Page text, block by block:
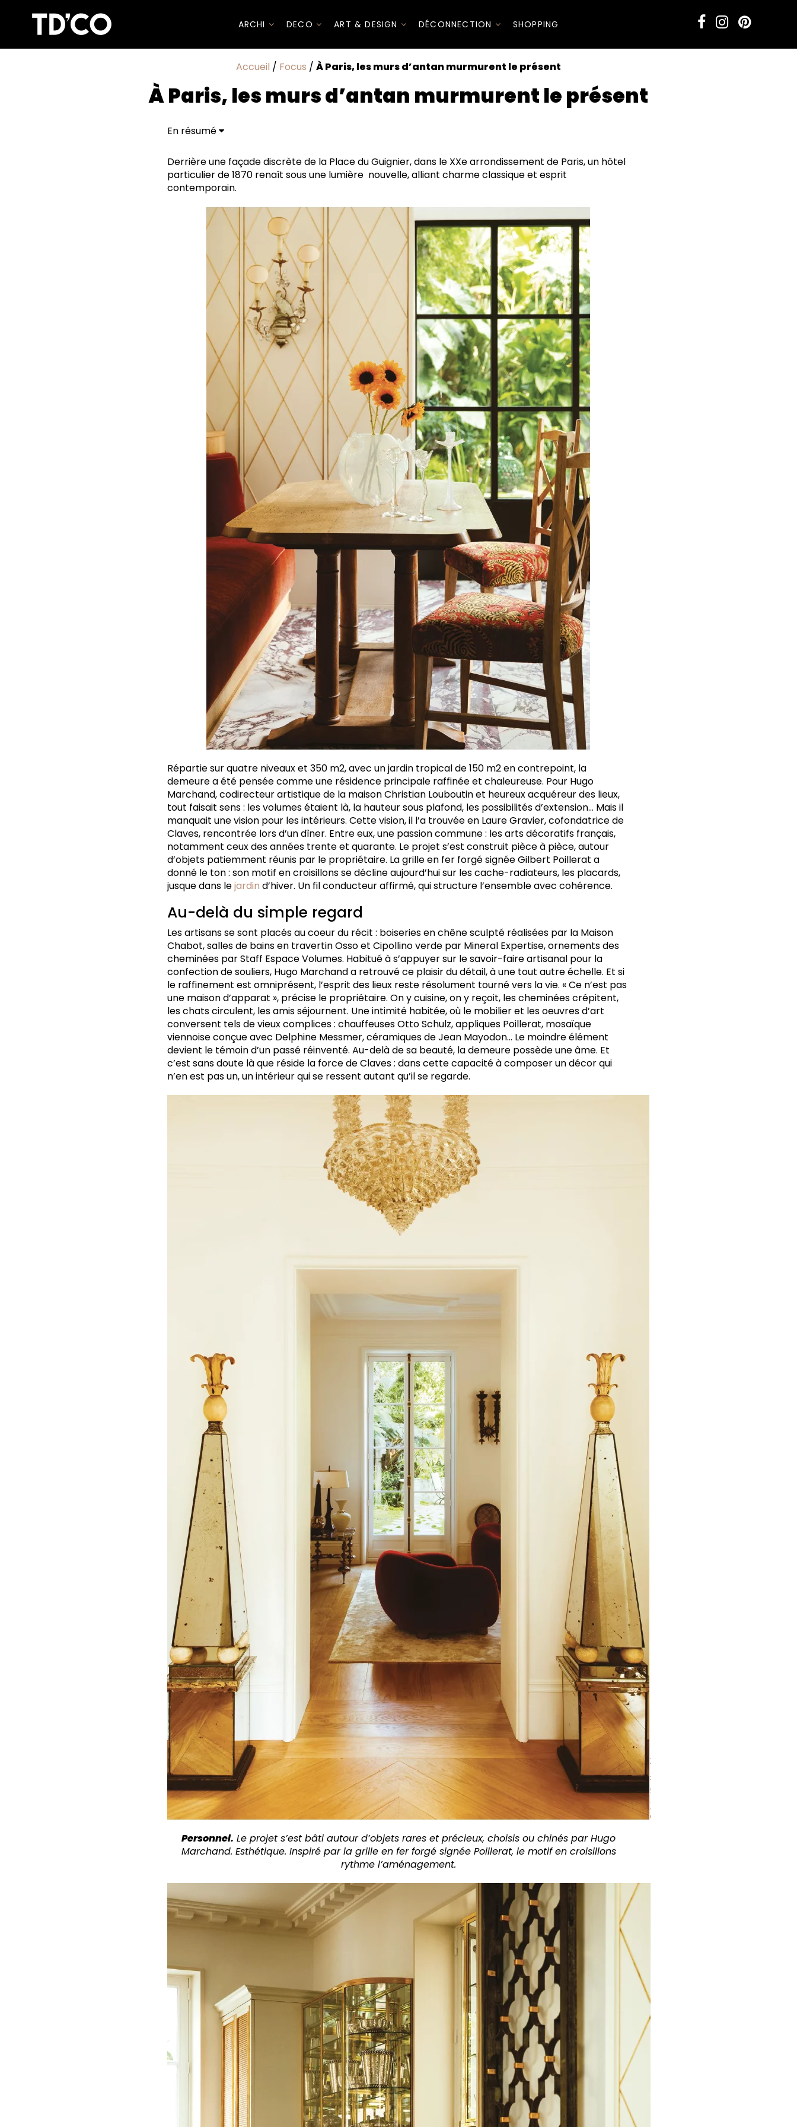
ARCHI DECO ART & DESIGN DÉCONNECTION SHOPPING
Accueil / Focus / À Paris, les murs d’antan murmurent le présent
À Paris, les murs d’antan murmurent le présent
En résumé
Derrière une façade discrète de la Place du Guignier, dans le XXe arrondissement de Paris, un hôtel
particulier de 1870 renaît sous une lumière nouvelle, alliant charme classique et esprit
contemporain.
Répartie sur quatre niveaux et 350 m2, avec un jardin tropical de 150 m2 en contrepoint, la
demeure a été pensée comme une résidence principale raffinée et chaleureuse. Pour Hugo
Marchand, codirecteur artistique de la maison Christian Louboutin et heureux acquéreur des lieux,
tout faisait sens : les volumes étaient là, la hauteur sous plafond, les possibilités d’extension… Mais il
manquait une vision pour les intérieurs. Cette vision, il l’a trouvée en Laure Gravier, cofondatrice de
Claves, rencontrée lors d’un dîner. Entre eux, une passion commune : les arts décoratifs français,
notamment ceux des années trente et quarante. Le projet s’est construit pièce à pièce, autour
d’objets patiemment réunis par le propriétaire. La grille en fer forgé signée Gilbert Poillerat a
donné le ton : son motif en croisillons se décline aujourd’hui sur les cache-radiateurs, les placards,
jusque dans lejardin d’hiver. Un fil conducteur affirmé, qui structure l’ensemble avec cohérence.
Au-delà du simple regard
Les artisans se sont placés au coeur du récit : boiseries en chêne sculpté réalisées par la Maison
Chabot, salles de bains en travertin Osso et Cipollino verde par Mineral Expertise, ornements des
cheminées par Staff Espace Volumes. Habitué à s’appuyer sur le savoir-faire artisanal pour la
confection de souliers, Hugo Marchand a retrouvé ce plaisir du détail, à une tout autre échelle. Et si
le raffinement est omniprésent, l’esprit des lieux reste résolument tourné vers la vie. « Ce n’est pas
une maison d’apparat », précise le propriétaire. On y cuisine, on y reçoit, les cheminées crépitent,
les chats circulent, les amis séjournent. Une intimité habitée, où le mobilier et les oeuvres d’art
conversent tels de vieux complices : chauffeuses Otto Schulz, appliques Poillerat, mosaïque
viennoise conçue avec Delphine Messmer, céramiques de Jean Mayodon… Le moindre élément
devient le témoin d’un passé réinventé. Au-delà de sa beauté, la demeure possède une âme. Et
c’est sans doute là que réside la force de Claves : dans cette capacité à composer un décor qui
n’en est pas un, un intérieur qui se ressent autant qu’il se regarde.
Personnel. Le projet s’est bâti autour d’objets rares et précieux, choisis ou chinés par Hugo
Marchand. Esthétique. Inspiré par la grille en fer forgé signée Poillerat, le motif en croisillons
rythme l’aménagement.